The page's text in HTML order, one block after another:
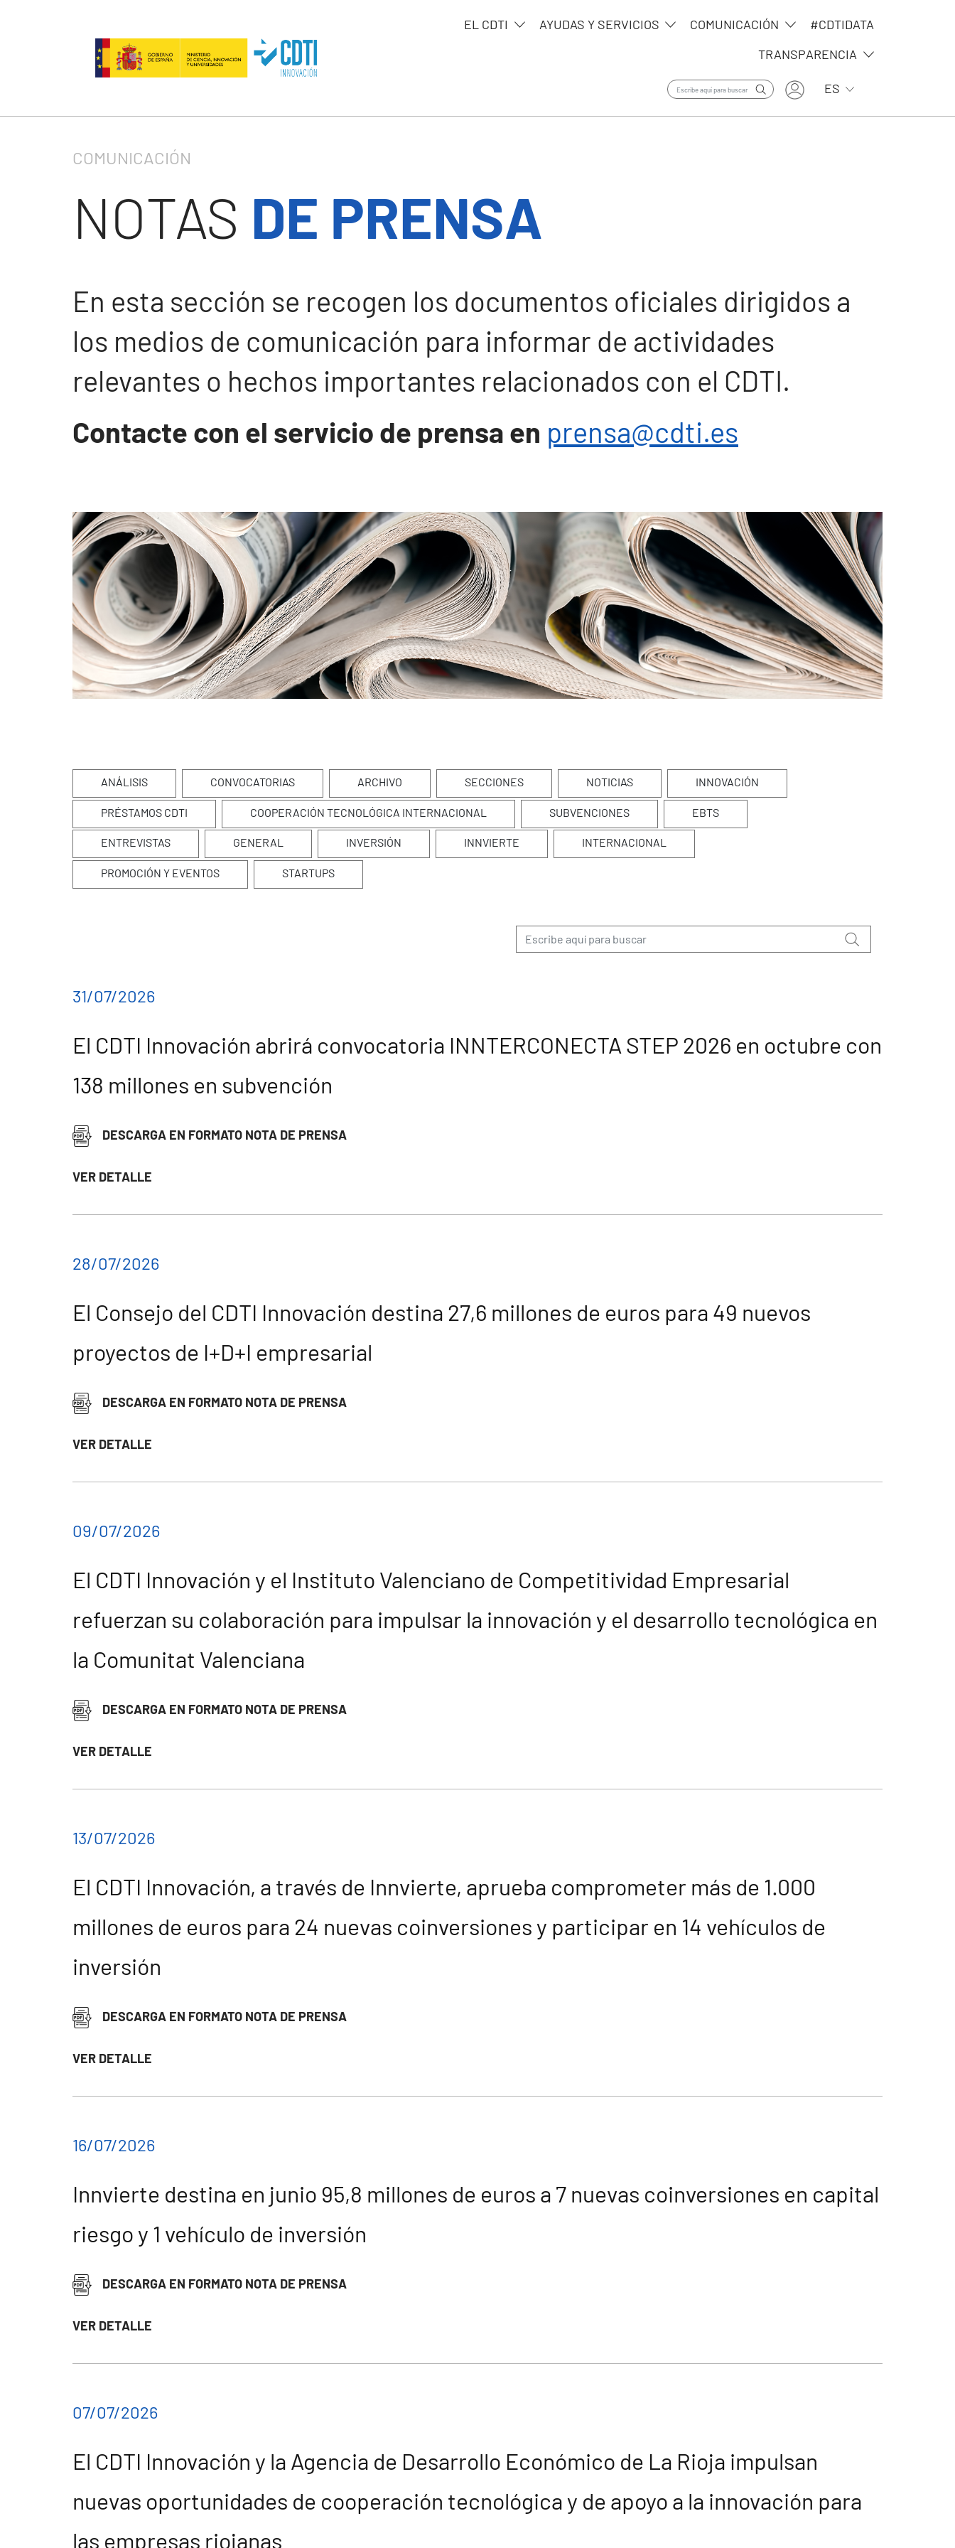
EL CDTI AYUDAS Y SERVICIOS COMUNICACIÓN
#CDTIDATA
TRANSPARENCIA
User account menu
ES Lista adicional de
Ruta de navegación
COMUNICACIÓN
NOTAS DE PRENSA
En esta sección se recogen los documentos oficiales dirigidos a
los medios de comunicación para informar de actividades
relevantes o hechos importantes relacionados con el CDTI.
Contacte con el servicio de prensa en prensa@cdti.es
ANÁLISIS CONVOCATORIAS ARCHIVO SECCIONES NOTICIAS INNOVACIÓN
PRÉSTAMOS CDTI COOPERACIÓN TECNOLÓGICA INTERNACIONAL SUBVENCIONES EBTS
ENTREVISTAS GENERAL INVERSIÓN INNVIERTE INTERNACIONAL
PROMOCIÓN Y EVENTOS STARTUPS
31/07/2026
El CDTI Innovación abrirá convocatoria INNTERCONECTA STEP 2026 en octubre con
138 millones en subvención
DESCARGA EN FORMATO NOTA DE PRENSA
VER DETALLE
28/07/2026
El Consejo del CDTI Innovación destina 27,6 millones de euros para 49 nuevos
proyectos de I+D+I empresarial
DESCARGA EN FORMATO NOTA DE PRENSA
VER DETALLE
09/07/2026
El CDTI Innovación y el Instituto Valenciano de Competitividad Empresarial
refuerzan su colaboración para impulsar la innovación y el desarrollo tecnológica en
la Comunitat Valenciana
DESCARGA EN FORMATO NOTA DE PRENSA
VER DETALLE
13/07/2026
El CDTI Innovación, a través de Innvierte, aprueba comprometer más de 1.000
millones de euros para 24 nuevas coinversiones y participar en 14 vehículos de
inversión
DESCARGA EN FORMATO NOTA DE PRENSA
VER DETALLE
16/07/2026
Innvierte destina en junio 95,8 millones de euros a 7 nuevas coinversiones en capital
riesgo y 1 vehículo de inversión
DESCARGA EN FORMATO NOTA DE PRENSA
VER DETALLE
07/07/2026
El CDTI Innovación y la Agencia de Desarrollo Económico de La Rioja impulsan
nuevas oportunidades de cooperación tecnológica y de apoyo a la innovación para
las empresas riojanas